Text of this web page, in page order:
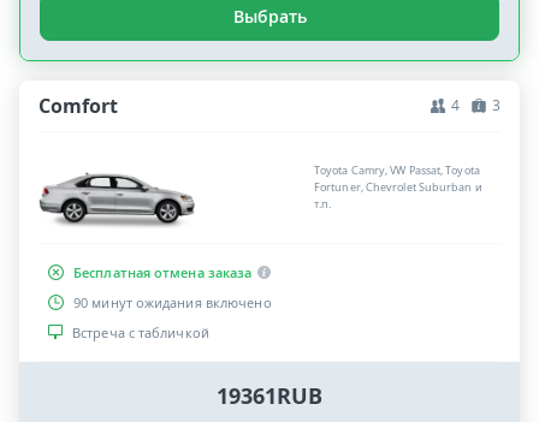
Выбрать
Comfort 4 3
Toyota Camry, VW Passat, Toyota
Fortuner, Chevrolet Suburban и
т.п.
Бесплатная отмена заказа
90 минут ожидания включено
Встреча с табличкой
19361RUB